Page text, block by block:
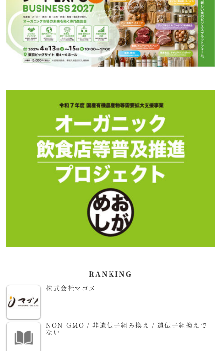
RANKING
株式会社マゴメ
NON-GMO / 非遺伝子組み換え / 遺伝子組換えで
ない